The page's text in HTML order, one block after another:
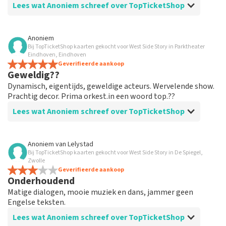
Lees wat Anoniem schreef over TopTicketShop
Beoordeling van Anoniem over
prima geregeld
weer een geweldige ervaring via Top TicketShop. alles
weer goed geregeld.
Anoniem
Bij TopTicketShop kaarten gekocht voor West Side Story in Parktheater
Eindhoven, Eindhoven
Geverifieerde aankoop
Geweldig??
Dynamisch, eigentijds, geweldige acteurs. Wervelende show.
Prachtig decor. Prima orkest.in een woord top.??
Lees wat Anoniem schreef over TopTicketShop
Beoordeling van Anoniem over
Geolied
Goede mailwisseling. En efficiënt geregeld. Gewoon
goed georganiseerd. Houden zo
Anoniem van Lelystad
Bij TopTicketShop kaarten gekocht voor West Side Story in De Spiegel,
Zwolle
Geverifieerde aankoop
Onderhoudend
Matige dialogen, mooie muziek en dans, jammer geen
Engelse teksten.
Lees wat Anoniem schreef over TopTicketShop